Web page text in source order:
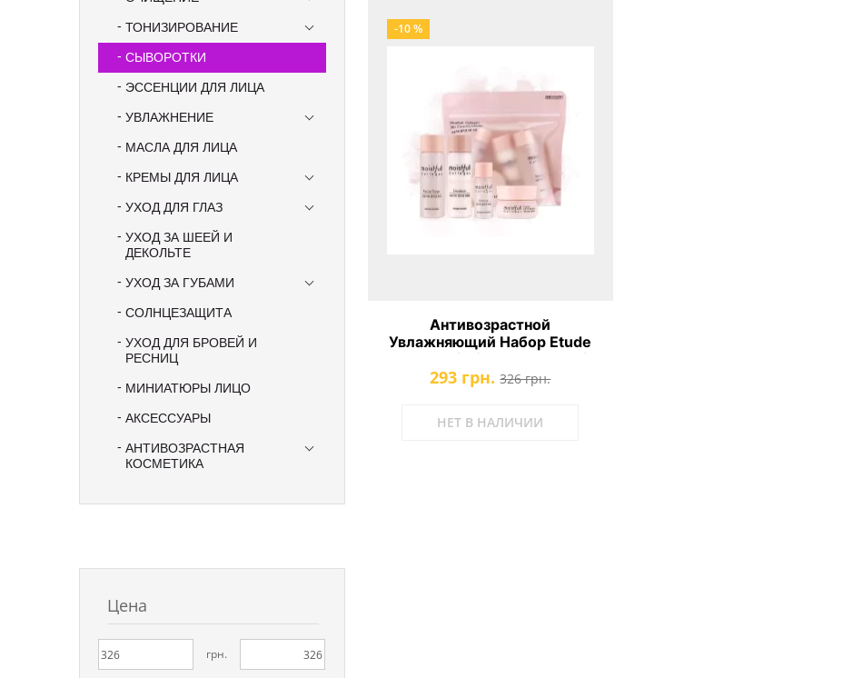
ТОНИЗИРОВАНИЕ
СЫВОРОТКИ
ЭССЕНЦИИ ДЛЯ ЛИЦА
УВЛАЖНЕНИЕ
МАСЛА ДЛЯ ЛИЦА
КРЕМЫ ДЛЯ ЛИЦА
УХОД ДЛЯ ГЛАЗ
УХОД ЗА ШЕЕЙ И
ДЕКОЛЬТЕ
УХОД ЗА ГУБАМИ
СОЛНЦЕЗАЩИТА
УХОД ДЛЯ БРОВЕЙ И
РЕСНИЦ
МИНИАТЮРЫ ЛИЦО
АКСЕССУАРЫ
АНТИВОЗРАСТНАЯ
КОСМЕТИКА
Цена
грн.
-10 %
Антивозрастной
Увлажняющий Набор Etude
House Moistfull Collagen Skin
Care 4 Kit
293 грн. 326 грн.
НЕТ В НАЛИЧИИ